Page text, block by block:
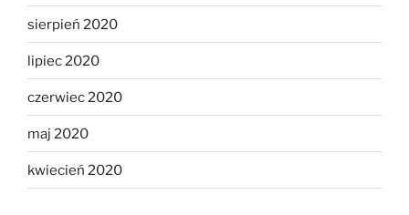
sierpień 2020
lipiec 2020
czerwiec 2020
maj 2020
kwiecień 2020